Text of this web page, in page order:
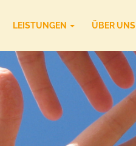
LEISTUNGEN ÜBER UNS